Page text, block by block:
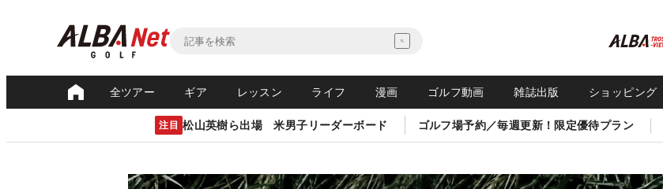
全ツアー ギア レッスン ライフ 漫画 ゴルフ動画 雑誌出版 ショッピング
注目 松山英樹ら出場 米男子リーダーボード ゴルフ場予約／毎週更新！限定優待プラン